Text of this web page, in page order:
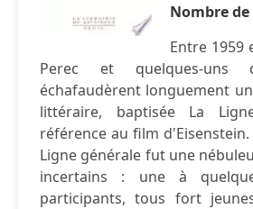
Nombre de
Entre 1959
Perec et quelques-
échafaudèrent longuement
littéraire, baptisée La
référence au film
Ligne générale fut une
incertains : une à
participants, tous fort